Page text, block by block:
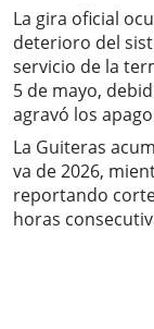
La gira oficial
deterioro del
servicio de la
5 de mayo,
agravó los
La Guiteras
va de 2026,
reportando
horas